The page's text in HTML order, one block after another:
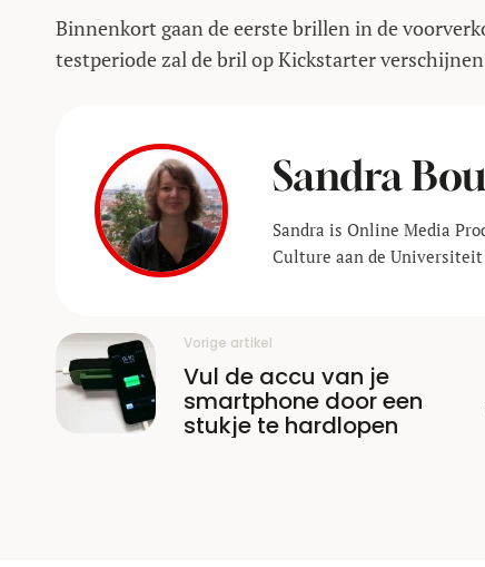
Binnenkort gaan de eerste brillen in de
testperiode zal de bril op Kickstarter
Sandra
Sandra is Online Media
Culture aan de
Vorige artikel
Vul de accu van je
smartphone door een
stukje te hardlopen